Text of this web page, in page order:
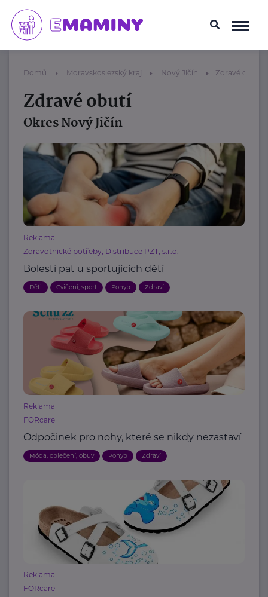
Domů Moravskoslezský kraj Nový Jičín Zdravé obutí
Zdravé obutí
Okres Nový Jičín
Reklama
Zdravotnické potřeby, Distribuce PZT, s.r.o.
Bolesti pat u sportujících dětí
Děti Cvičení, sport Pohyb Zdraví
Reklama
FORcare
Odpočinek pro nohy, které se nikdy nezastaví
Móda, oblečení, obuv Pohyb Zdraví
Reklama
FORcare